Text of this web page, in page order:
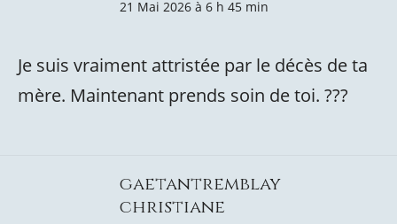
21 Mai 2026 à 6 h 45 min
Je suis vraiment attristée par le décès de ta
mère. Maintenant prends soin de toi. ???
gaetantremblay
christiane